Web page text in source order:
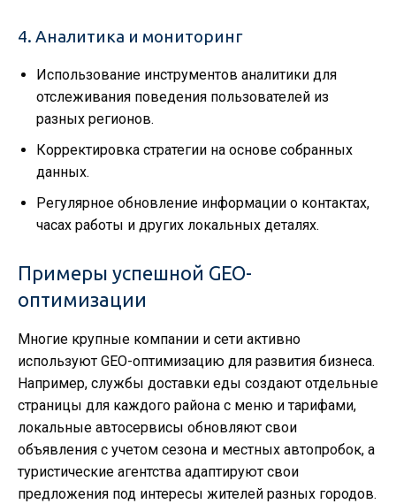
4. Аналитика и мониторинг
Использование инструментов аналитики для
отслеживания поведения пользователей из
разных регионов.
Корректировка стратегии на основе собранных
данных.
Регулярное обновление информации о контактах,
часах работы и других локальных деталях.
Примеры успешной GEO-
оптимизации
Многие крупные компании и сети активно
используют GEO-оптимизацию для развития бизнеса.
Например, службы доставки еды создают отдельные
страницы для каждого района с меню и тарифами,
локальные автосервисы обновляют свои
объявления с учетом сезона и местных автопробок, а
туристические агентства адаптируют свои
предложения под интересы жителей разных городов.